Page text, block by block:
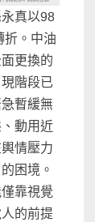
真以98
折。中油
更換的
階段已
暫緩無
動用近
情壓力
困境。
靠視覺
的前提